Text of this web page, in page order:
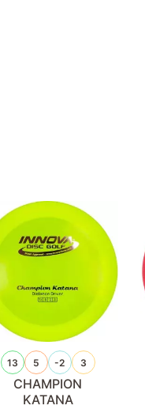
13 5 -2 3
CHAMPION
KATANA